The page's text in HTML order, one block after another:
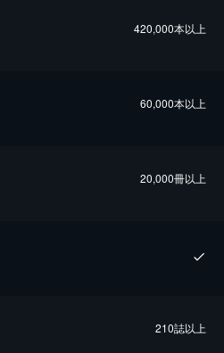
420,000本以上
60,000本以上
20,000冊以上
210誌以上